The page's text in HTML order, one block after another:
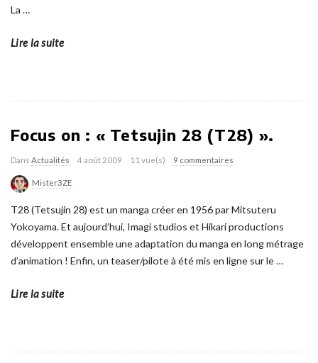
La …
Lire la suite
Focus on : « Tetsujin 28 (T28) ».
Dans Actualités 4 août 2009 11 vue(s) 9 commentaires
Mister3ZE
T28 (Tetsujin 28) est un manga créer en 1956 par Mitsuteru
Yokoyama. Et aujourd’hui, Imagi studios et Hikari productions
développent ensemble une adaptation du manga en long métrage
d’animation ! Enfin, un teaser/pilote à été mis en ligne sur le…
Lire la suite